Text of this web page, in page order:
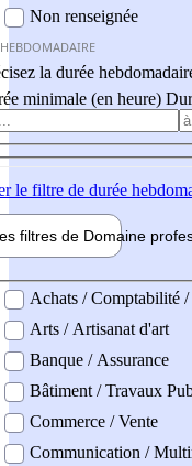
Non renseignée
la durée
minimale (en heure)
le filtre de durée
filtres de Domaine pro
professionel
Achats / Comptabilité /
Arts / Artisanat d'art
Banque / Assurance
Bâtiment / Travaux
Commerce / Vente
Communication /